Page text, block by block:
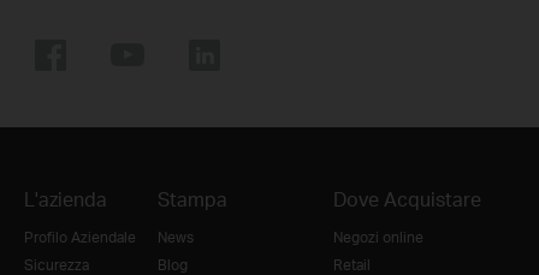
L'azienda
Profilo Aziendale
Sicurezza
Stampa
News
Blog
Dove Acquistare
Negozi online
Retail